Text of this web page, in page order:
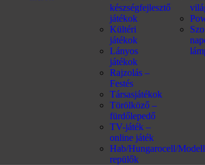
készségfejlesztő
játékok
Kültéri
játékok
Lányos
játékok
Rajzolás –
Festés
Társasjátékok
Törölköző –
fürdőlepedő
TV-játék –
online játék
Hab/Hungarocell/Modell
repülők